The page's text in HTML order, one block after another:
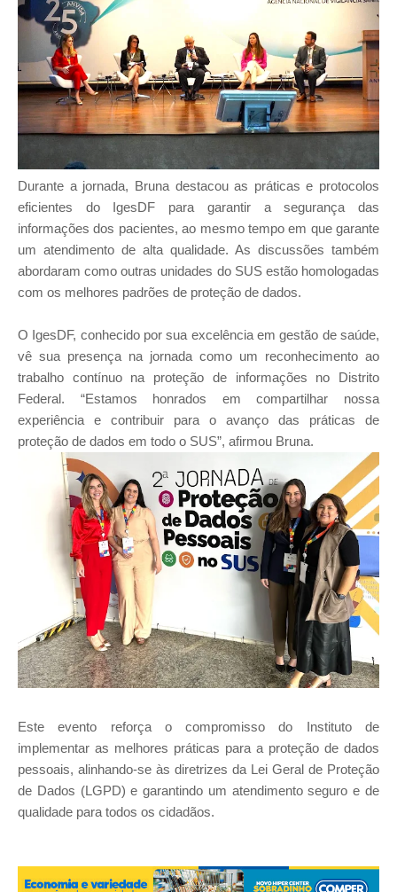
Durante a jornada, Bruna destacou as práticas e protocolos
eficientes do IgesDF para garantir a segurança das
informações dos pacientes, ao mesmo tempo em que garante
um atendimento de alta qualidade. As discussões também
abordaram como outras unidades do SUS estão homologadas
com os melhores padrões de proteção de dados.
O IgesDF, conhecido por sua excelência em gestão de saúde,
vê sua presença na jornada como um reconhecimento ao
trabalho contínuo na proteção de informações no Distrito
Federal. “Estamos honrados em compartilhar nossa
experiência e contribuir para o avanço das práticas de
proteção de dados em todo o SUS”, afirmou Bruna.
Este evento reforça o compromisso do Instituto de
implementar as melhores práticas para a proteção de dados
pessoais, alinhando-se às diretrizes da Lei Geral de Proteção
de Dados (LGPD) e garantindo um atendimento seguro e de
qualidade para todos os cidadãos.